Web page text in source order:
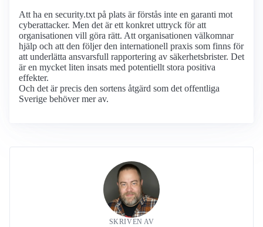
Att ha en security.txt på plats är förstås inte en garanti mot
cyberattacker. Men det är ett konkret uttryck för att
organisationen vill göra rätt. Att organisationen välkomnar
hjälp och att den följer den internationell praxis som finns för
att underlätta ansvarsfull rapportering av säkerhetsbrister. Det
är en mycket liten insats med potentiellt stora positiva
effekter.
Och det är precis den sortens åtgärd som det offentliga
Sverige behöver mer av.
SKRIVEN AV